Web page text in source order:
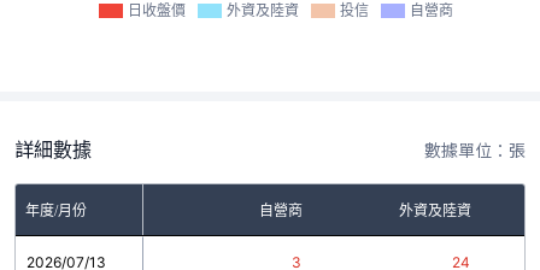
日收盤價 外資及陸資 投信 自營商
詳細數據 數據單位：張
年度/月份 自營商 外資及陸資
2026/07/13 3 24